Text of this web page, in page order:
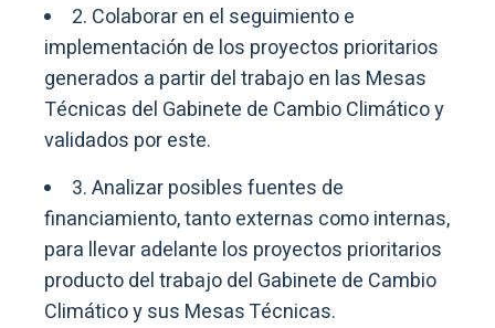
2. Colaborar en el seguimiento e
implementación de los proyectos prioritarios
generados a partir del trabajo en las Mesas
Técnicas del Gabinete de Cambio Climático y
validados por este.
3. Analizar posibles fuentes de
financiamiento, tanto externas como internas,
para llevar adelante los proyectos prioritarios
producto del trabajo del Gabinete de Cambio
Climático y sus Mesas Técnicas.